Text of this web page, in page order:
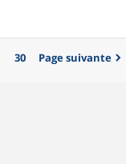
30 Page suivante